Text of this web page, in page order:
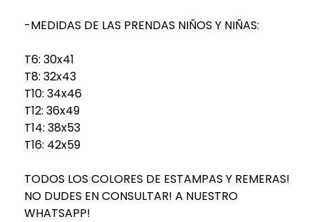
-MEDIDAS DE LAS PRENDAS NIÑOS Y NIÑAS:
T6: 30x41
T8: 32x43
T10: 34x46
T12: 36x49
T14: 38x53
T16: 42x59
TODOS LOS COLORES DE ESTAMPAS Y REMERAS!
NO DUDES EN CONSULTAR! A NUESTRO
WHATSAPP!